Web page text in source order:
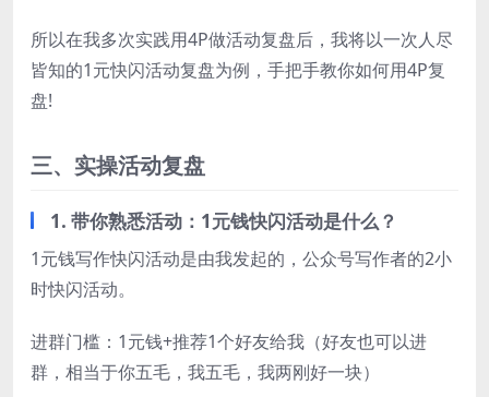
所以在我多次实践用4P做活动复盘后，我将以一次人尽
皆知的1元快闪活动复盘为例，手把手教你如何用4P复
盘!
三、实操活动复盘
1. 带你熟悉活动：1元钱快闪活动是什么？
1元钱写作快闪活动是由我发起的，公众号写作者的2小
时快闪活动。
进群门槛：1元钱+推荐1个好友给我（好友也可以进
群，相当于你五毛，我五毛，我两刚好一块）